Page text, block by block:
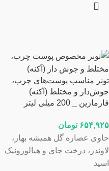
تونر مناسب پوست‌های چرب،
جوش‌دار و مختلط (آکنه)
فارمازین _ 200 میلی لیتر
۶۵۴,۹۲۵ تومان
حاوی عصاره گل همیشه بهار،
لاوندر، درخت چای و هیالورونیک
اسید